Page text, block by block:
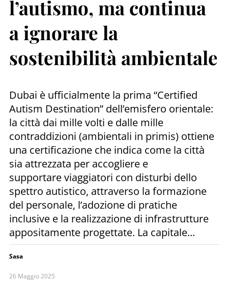
l’autismo, ma continua
a ignorare la
sostenibilità ambientale
Dubai è ufficialmente la prima “Certified
Autism Destination” dell’emisfero orientale:
la città dai mille volti e dalle mille
contraddizioni (ambientali in primis) ottiene
una certificazione che indica come la città
sia attrezzata per accogliere e
supportare viaggiatori con disturbi dello
spettro autistico, attraverso la formazione
del personale, l’adozione di pratiche
inclusive e la realizzazione di infrastrutture
appositamente progettate. La capitale...
Sasa
26 Maggio 2025